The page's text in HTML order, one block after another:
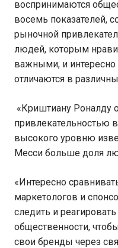
воспринимаются
восемь показателей,
рыночной
людей, которым
важными, и интересно
отличаются в
«Криштиану Роналду
привлекательностью
высокого уровню
Месси больше доля
«Интересно
маркетологов и
следить и
общественности,
свои бренды через